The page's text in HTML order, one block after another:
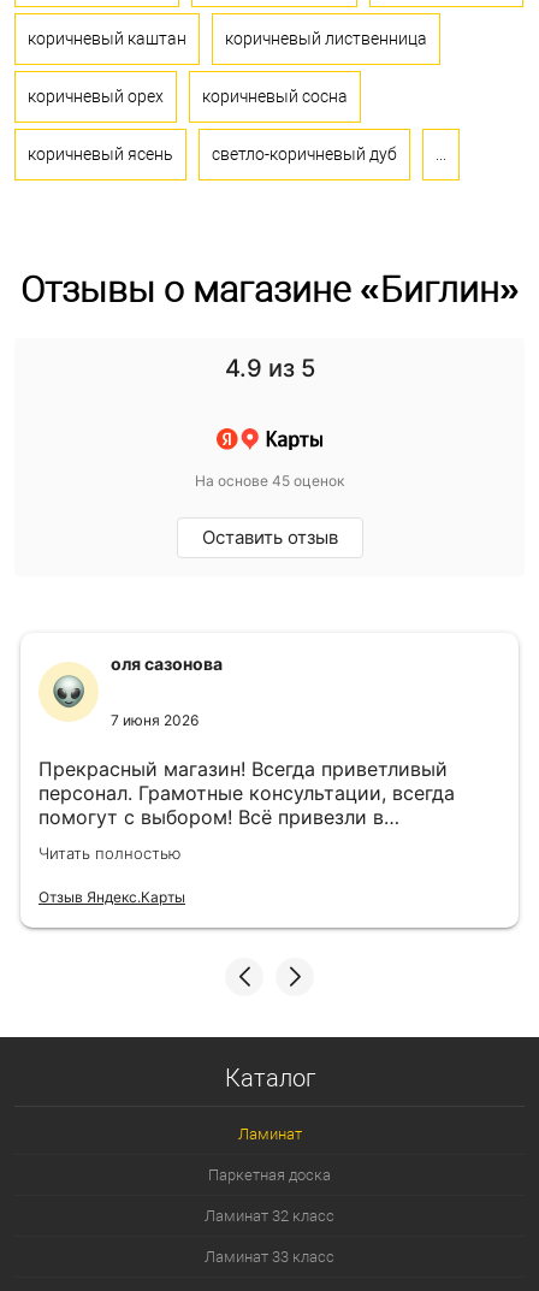
коричневый каштан коричневый лиственница
коричневый орех коричневый сосна
коричневый ясень светло-коричневый дуб
Отзывы о магазине «Биглин»
4.9 из 5
На основе 45 оценок
Оставить отзыв
оля сазонова
7 июня 2026
Прекрасный магазин! Всегда приветливый
персонал. Грамотные консультации, всегда
помогут с выбором! Всё привезли в
назначенный день!
Читать полностью
Отзыв Яндекс.Карты
Каталог
Ламинат
Паркетная доска
Ламинат 32 класс
Ламинат 33 класс